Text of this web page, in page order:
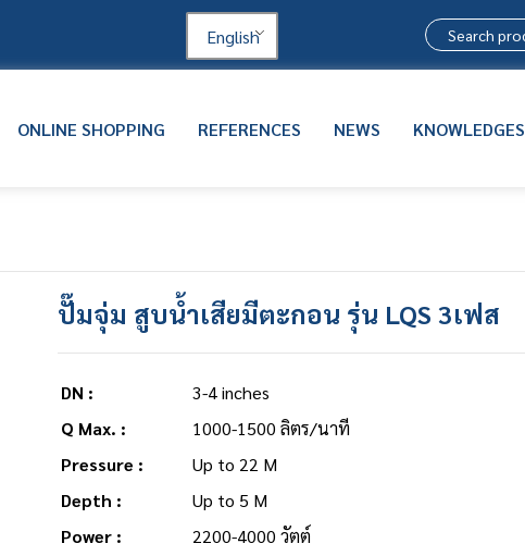
English
ONLINE SHOPPING REFERENCES NEWS KNOWLEDGES
ปั๊มจุ่ม สูบน้ำเสียมีตะกอน รุ่น LQS 3เฟส
DN :
3-4 inches
Q Max. :
1000-1500 ลิตร/นาที
Pressure :
Up to 22 M
Depth :
Up to 5 M
Power :
2200-4000 วัตต์